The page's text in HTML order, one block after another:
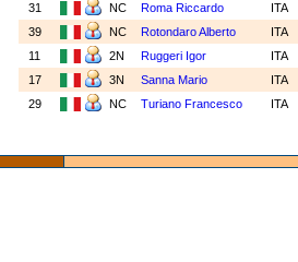
31
NC Roma Riccardo
ITA
39
NC Rotondaro Alberto
ITA
11
2N Ruggeri Igor
ITA
17
3N Sanna Mario
ITA
29
NC Turiano Francesco ITA